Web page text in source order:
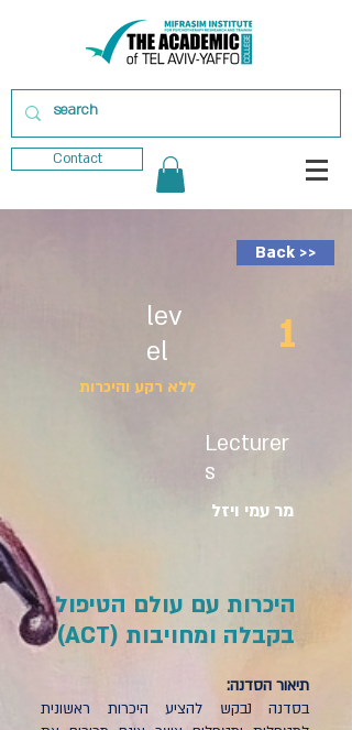
Contact
Back >>
lev
el
ללא רקע והיכרות
1
Lecturer
s
מר עמי ויזל
היכרות עם עולם הטיפול
בקבלה ומחויבות (ACT)
תיאור הסדנה:
בסדנה נבקש להציע היכרות ראשונית